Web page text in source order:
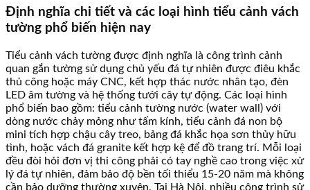
Định nghĩa chi tiết và các loại hình tiểu cảnh vách
tường phổ biến hiện nay
Tiểu cảnh vách tường được định nghĩa là công trình cảnh
quan gắn tường sử dụng chủ yếu đá tự nhiên được điêu khắc
thủ công hoặc máy CNC, kết hợp thác nước nhân tạo, đèn
LED âm tường và hệ thống tưới cây tự động. Các loại hình
phổ biến bao gồm: tiểu cảnh tường nước (water wall) với
dòng nước chảy mỏng như tấm kính, tiểu cảnh đá non bộ
mini tích hợp chậu cây treo, bảng đá khắc họa sơn thủy hữu
tình, hoặc vách đá granite kết hợp kệ để đồ trang trí. Mỗi loại
đều đòi hỏi đơn vị thi công phải có tay nghề cao trong việc xử
lý đá tự nhiên, đảm bảo độ bền tối thiểu 15-20 năm mà không
cần bảo dưỡng thường xuyên. Tại Hà Nội, nhiều công trình sử